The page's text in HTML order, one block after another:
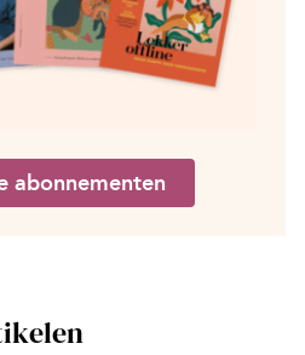
abonnementen